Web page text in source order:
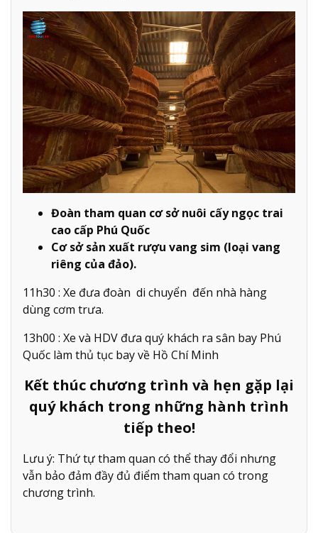
Đoàn tham quan cơ sở nuôi cấy ngọc trai
cao cấp Phú Quốc
Cơ sở sản xuất rượu vang sim (loại vang
riêng của đảo).
11h30 : Xe đưa đoàn di chuyển đến nhà hàng
dùng cơm trưa.
13h00 : Xe và HDV đưa quý khách ra sân bay Phú
Quốc làm thủ tục bay về Hồ Chí Minh
Kết thúc chương trình và hẹn gặp lại
quý khách trong những hành trình
tiếp theo!
Lưu ý: Thứ tự tham quan có thể thay đổi nhưng
vẫn bảo đảm đầy đủ điểm tham quan có trong
chương trình.